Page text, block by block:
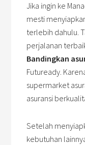
Jika ingin ke
mesti
terlebih dahulu.
perjalanan
Bandingkan
Futuready.
supermarket
asuransi
Setelah
kebutuhan